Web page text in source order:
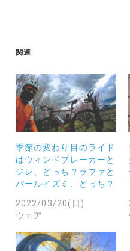
中…
関連
季節の変わり目のライド
はウィンドブレーカーと
ジレ、どっち？ラファと
パールイズミ、どっち？
2022/03/20(日)
ウェア